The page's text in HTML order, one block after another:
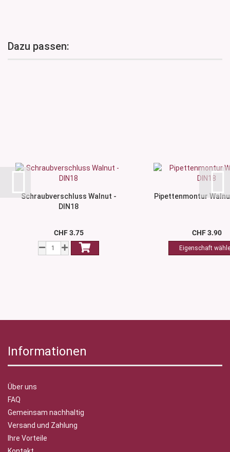
Dazu passen:
Schraubverschluss Walnut -
DIN18
CHF 3.75
Pipettenmontur
CHF 3.90
Informationen
Über uns
FAQ
Gemeinsam nachhaltig
Versand und Zahlung
Ihre Vorteile